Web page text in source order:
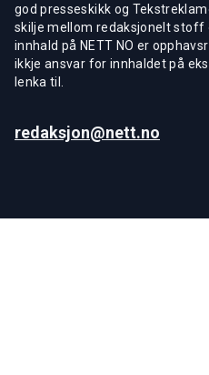
god presseskikk og
skilje mellom redaksjonelt stoff
innhald på NETT NO er
ikkje ansvar for innhaldet på
lenka til.
redaksjon@nett.no